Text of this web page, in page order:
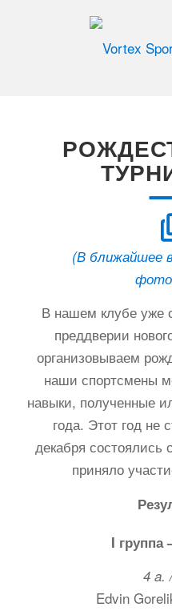
(В ближайшее
В нашем клубе уже
преддверии
организовываем
наши спортсмены
навыки, полученные
года. Этот год не
декабря состоялись
приняло
I группа
4 a.
Edvin